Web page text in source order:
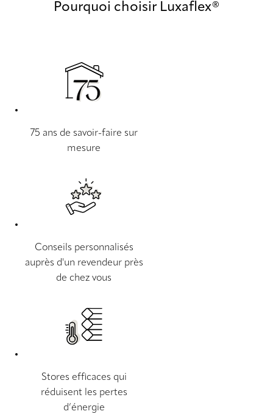
Pourquoi choisir Luxaflex®
75 ans de savoir-faire sur
mesure
Conseils personnalisés
auprès d'un revendeur près
de chez vous
Stores efficaces qui
réduisent les pertes
d’énergie